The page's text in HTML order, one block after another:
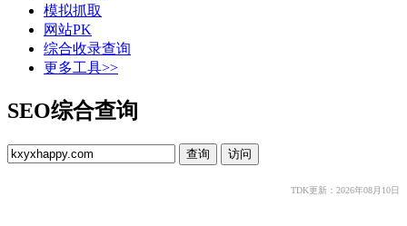
模拟抓取
网站PK
综合收录查询
更多工具>>
SEO综合查询
TDK更新：2026年08月10日